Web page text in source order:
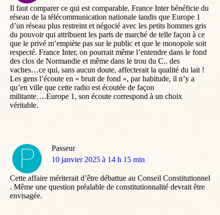
Il faut comparer ce qui est comparable. France Inter bénéficie du
réseau de la télécommunication nationale tandis que Europe 1
d’un réseau plus restreint et négocié avec les petits hommes gris
du pouvoir qui attribuent les parts de marché de telle façon à ce
que le privé m’empiète pas sur le public et que le monopole soit
respecté. France Inter, on pourrait même l’entendre dans le fond
des clos de Normandie et même dans le trou du C.. des
vaches…ce qui, sans aucun doute, affecterait la qualité du lait !
Les gens l’écoute en « bruit de fond », par habitude, il n’y a
qu’en ville que cette radio est écoutée de façon
militante….Europe 1, son écoute correspond à un choix
véritable.
Passeur
dit
10 janvier 2025 à 14 h 15 min
Cette affaire mériterait d’être débattue au Conseil Constitutionnel
. Même une question préalable de constitutionnalité devrait être
envisagée.